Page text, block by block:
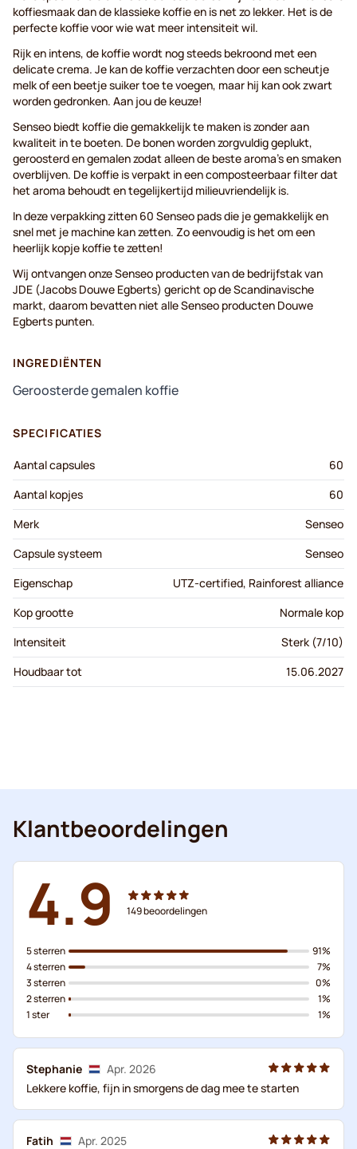
koffiesmaak dan de klassieke koffie en is net zo lekker. Het is de
perfecte koffie voor wie wat meer intensiteit wil.
Rijk en intens, de koffie wordt nog steeds bekroond met een
delicate crema. Je kan de koffie verzachten door een scheutje
melk of een beetje suiker toe te voegen, maar hij kan ook zwart
worden gedronken. Aan jou de keuze!
Senseo biedt koffie die gemakkelijk te maken is zonder aan
kwaliteit in te boeten. De bonen worden zorgvuldig geplukt,
geroosterd en gemalen zodat alleen de beste aroma's en smaken
overblijven. De koffie is verpakt in een composteerbaar filter dat
het aroma behoudt en tegelijkertijd milieuvriendelijk is.
In deze verpakking zitten 60 Senseo pads die je gemakkelijk en
snel met je machine kan zetten. Zo eenvoudig is het om een
heerlijk kopje koffie te zetten!
Wij ontvangen onze Senseo producten van de bedrijfstak van
JDE (Jacobs Douwe Egberts) gericht op de Scandinavische
markt, daarom bevatten niet alle Senseo producten Douwe
Egberts punten.
INGREDIËNTEN
Geroosterde gemalen koffie
SPECIFICATIES
Aantal capsules
60
Aantal kopjes
60
Merk
Senseo
Capsule systeem
Senseo
Eigenschap
UTZ-certified, Rainforest alliance
Kop grootte
Normale kop
Intensiteit
Sterk (7/10)
Houdbaar tot
15.06.2027
Klantbeoordelingen
4.9 149beoordelingen
5 sterren
4 sterren
3 sterren
2 sterren
1 ster
91%
7%
0%
1%
1%
Stephanie
Apr. 2026
Lekkere koffie, fijn in smorgens de dag mee te starten
Fatih
Apr. 2025